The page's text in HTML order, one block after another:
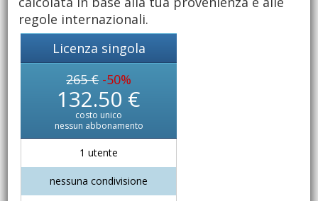
regole internazionali.
Licenza singola
265 € -50%
132.50 €
costo unico
nessun abbonamento
1 utente
nessuna condivisione